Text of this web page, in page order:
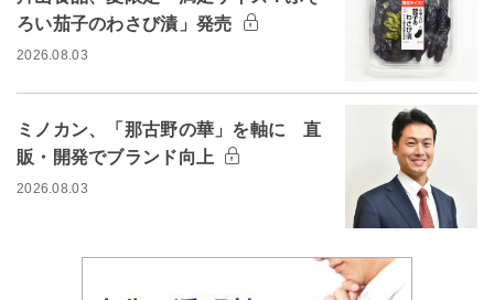
ろい茄子のわさび漬」発売
2026.08.03
ミノカン、「那古野の華」を軸に 直
販・開発でブランド向上
2026.08.03